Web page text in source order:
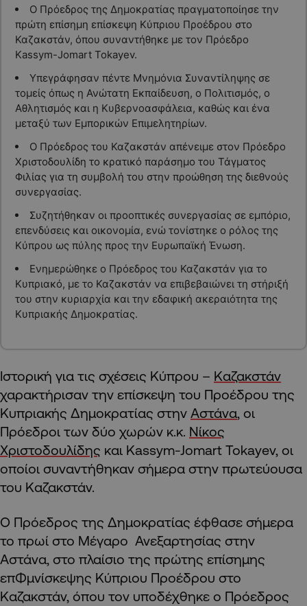
Ο Πρόεδρος της Δημοκρατίας πραγματοποίησε την
πρώτη επίσημη επίσκεψη Κύπριου Προέδρου στο
Καζακστάν, όπου συναντήθηκε με τον Πρόεδρο
Kassym-Jomart Tokayev.
Υπεγράφησαν πέντε Μνημόνια Συναντίληψης σε
τομείς όπως η Ανώτατη Εκπαίδευση, ο Πολιτισμός, ο
Αθλητισμός και η Κυβερνοασφάλεια, καθώς και ένα
μεταξύ των Εμπορικών Επιμελητηρίων.
Ο Πρόεδρος του Καζακστάν απένειμε στον Πρόεδρο
Χριστοδουλίδη το κρατικό παράσημο του Τάγματος
Φιλίας για τη συμβολή του στην προώθηση της διεθνούς
συνεργασίας.
Συζητήθηκαν οι προοπτικές συνεργασίας σε εμπόριο,
επενδύσεις και οικονομία, ενώ τονίστηκε ο ρόλος της
Κύπρου ως πύλης προς την Ευρωπαϊκή Ένωση.
Ενημερώθηκε ο Πρόεδρος του Καζακστάν για το
Κυπριακό, με το Καζακστάν να επιβεβαιώνει τη στήριξή
του στην κυριαρχία και την εδαφική ακεραιότητα της
Κυπριακής Δημοκρατίας.
Ιστορική για τις σχέσεις Κύπρου – Καζακστάν
χαρακτήρισαν την επίσκεψη του Προέδρου της
Κυπριακής Δημοκρατίας στην Αστάνα, οι
Πρόεδροι των δύο χωρών κ.κ. Νίκος
Χριστοδουλίδης και Kassym-Jomart Tokayev, οι
οποίοι συναντήθηκαν σήμερα στην πρωτεύουσα
του Καζακστάν.
Ο Πρόεδρος της Δημοκρατίας έφθασε σήμερα
το πρωί στο Μέγαρο Ανεξαρτησίας στην
Αστάνα, στο πλαίσιο της πρώτης επίσημης
επΦμνίσκεψης Κύπριου Προέδρου στο
Καζακστάν, όπου τον υποδέχθηκε ο Πρόεδρος